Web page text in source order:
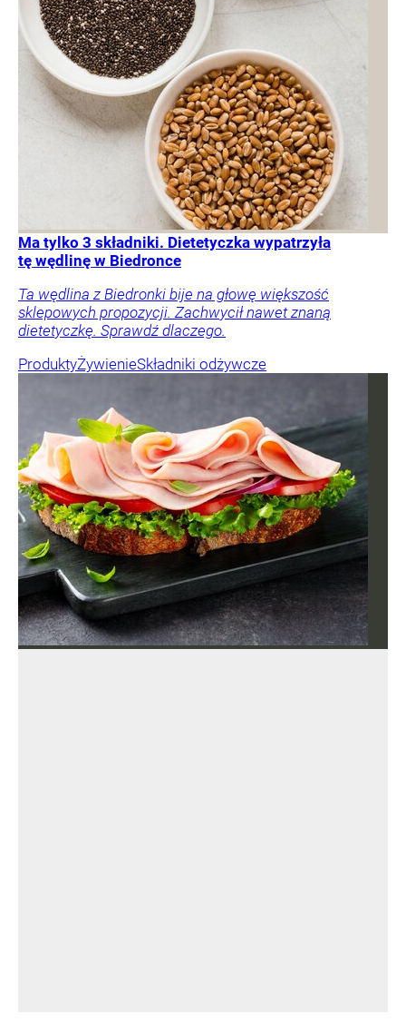
Ma tylko 3 składniki. Dietetyczka wypatrzyła
tę wędlinę w Biedronce
Ta wędlina z Biedronki bije na głowę większość
sklepowych propozycji. Zachwycił nawet znaną
dietetyczkę. Sprawdź dlaczego.
ProduktyŻywienieSkładniki odżywcze